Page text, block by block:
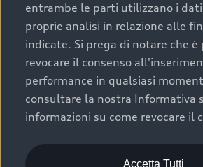
efficienza meccanica: motore,
componenti principali in ottimo
prestazioni affidabili e sicure.
Acquistare un’auto usata in una
Audi che offre l’usato garantito
Scelta :plus, significa affidarsi ad un
sottoposto a 110 controlli
garanzia fino a 4 anni per una
acquisto.
entrambe le parti utilizzano i
proprie analisi in relazione alle
indicate. Si prega di notare che è
revocare il consenso
performance in qualsiasi
consultare la nostra Informativa
informazioni su come revocare il
Accetta Tutti